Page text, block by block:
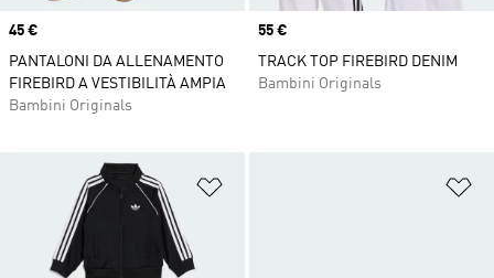
Price
45 €
PANTALONI DA ALLENAMENTO
FIREBIRD A VESTIBILITÀ AMPIA
Bambini Originals
Price
55 €
TRACK TOP FIREBIRD DENIM
Bambini Originals
Aggiungi alla lista dei desideri